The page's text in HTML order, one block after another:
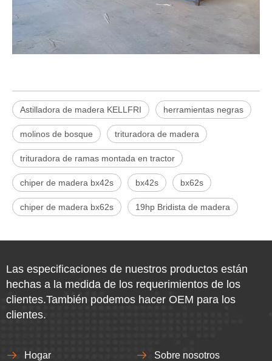
Astilladora de madera KELLFRI herramientas negras
molinos de bosque trituradora de madera
trituradora de ramas montada en tractor
chiper de madera bx42s bx42s bx62s
chiper de madera bx62s 19hp Bridista de madera
Las especificaciones de nuestros productos están
hechas a la medida de los requerimientos de los
clientes.También podemos hacer OEM para los
clientes.
Hogar Sobre nosotros